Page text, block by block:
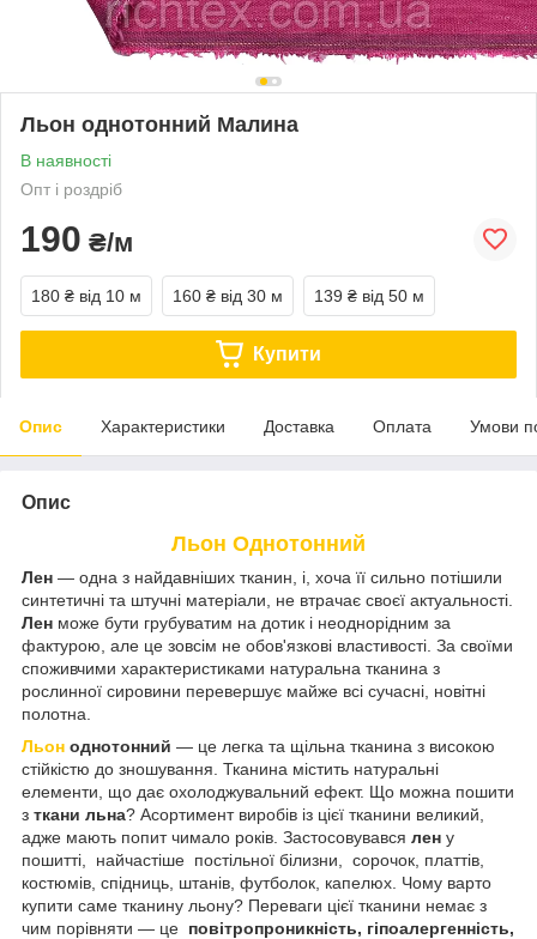
Льон однотонний Малина
В наявності
Опт і роздріб
190 ₴/м
180 ₴ від 10 м 160 ₴ від 30 м 139 ₴ від 50 м
Купити
Опис Характеристики Доставка Оплата Умови
Опис
Льон Однотонний
Лен — одна з найдавніших тканин, і, хоча її сильно потішили
синтетичні та штучні матеріали, не втрачає своєї актуальності.
Лен може бути грубуватим на дотик і неоднорідним за
фактурою, але це зовсім не обов'язкові властивості. За своїми
споживчими характеристиками натуральна тканина з
рослинної сировини перевершує майже всі сучасні, новітні
полотна.
Льон однотонний — це легка та щільна тканина з високою
стійкістю до зношування. Тканина містить натуральні
елементи, що дає охолоджувальний ефект. Що можна пошити
з ткани льна? Асортимент виробів із цієї тканини великий,
адже мають попит чимало років. Застосовувався лен у
пошитті, найчастіше постільної білизни, сорочок, платтів,
костюмів, спідниць, штанів, футболок, капелюх. Чому варто
купити саме тканину льону? Переваги цієї тканини немає з
чим порівняти — це повітропроникність, гіпоалергенність,